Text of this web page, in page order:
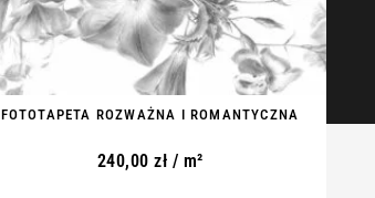
FOTOTAPETA ROZWAŻNA I ROMANTYCZNA
240,00 zł / m²